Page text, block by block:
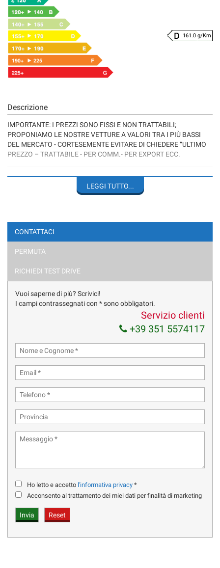
161.0 g/Km
Descrizione
IMPORTANTE: I PREZZI SONO FISSI E NON TRATTABILI;
PROPONIAMO LE NOSTRE VETTURE A VALORI TRA I PIÙ BASSI
DEL MERCATO - CORTESEMENTE EVITARE DI CHIEDERE “ULTIMO
PREZZO – TRATTABILE - PER COMM.- PER EXPORT ECC.
AUDI A4 ALLROAD 3.0 V6 245CV QUATTRO
FARI BI-XENO
IMPIANTO AUDIO BANG & OLUFSEN
SISTEMA DI NAVIGAZIONE
CLIMATIZZATORE BI-ZONA
PARK ASSIST
VETRI OSCURATI
PER INFORMAZIONI CHIAMARE :
ALESSANDRO CELL. 351.55.74.117
VI PREGHIAMO DI ALLEGARE SEMPRE UN RECAPITO
TELEFONICO
VI RICONTATTERMO AL PIU' PRESTO.
LEGGI TUTTO...
CONTATTACI
PERMUTA
RICHIEDI TEST DRIVE
Vuoi saperne di più? Scrivici!
I campi contrassegnati con * sono obbligatori.
Servizio clienti
+39 351 5574117
Ho letto e accetto l'informativa privacy *
Acconsento al trattamento dei miei dati per finalità di marketing